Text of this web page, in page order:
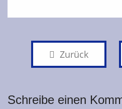
Zurück
Schreibe einen